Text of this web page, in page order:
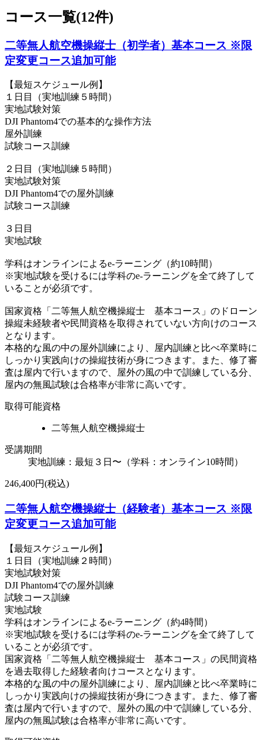
コース一覧(12件)
二等無人航空機操縦士（初学者）基本コース ※限
定変更コース追加可能
【最短スケジュール例】
１日目（実地訓練５時間）
実地試験対策
DJI Phantom4での基本的な操作方法
屋外訓練
試験コース訓練
２日目（実地訓練５時間）
実地試験対策
DJI Phantom4での屋外訓練
試験コース訓練
３日目
実地試験
学科はオンラインによるe-ラーニング（約10時間）
※実地試験を受けるには学科のe-ラーニングを全て終了して
いることが必須です。
国家資格「二等無人航空機操縦士 基本コース」のドローン
操縦未経験者や民間資格を取得されていない方向けのコース
となります。
本格的な風の中の屋外訓練により、屋内訓練と比べ卒業時に
しっかり実践向けの操縦技術が身につきます。また、修了審
査は屋内で行いますので、屋外の風の中で訓練している分、
屋内の無風試験は合格率が非常に高いです。
取得可能資格
二等無人航空機操縦士
受講期間
実地訓練：最短３日〜（学科：オンライン10時間）
246,400円(税込)
二等無人航空機操縦士（経験者）基本コース ※限
定変更コース追加可能
【最短スケジュール例】
１日目（実地訓練２時間）
実地試験対策
DJI Phantom4での屋外訓練
試験コース訓練
実地試験
学科はオンラインによるe-ラーニング（約4時間）
※実地試験を受けるには学科のe-ラーニングを全て終了して
いることが必須です。
国家資格「二等無人航空機操縦士 基本コース」の民間資格
を過去取得した経験者向けコースとなります。
本格的な風の中の屋外訓練により、屋内訓練と比べ卒業時に
しっかり実践向けの操縦技術が身につきます。また、修了審
査は屋内で行いますので、屋外の風の中で訓練している分、
屋内の無風試験は合格率が非常に高いです。